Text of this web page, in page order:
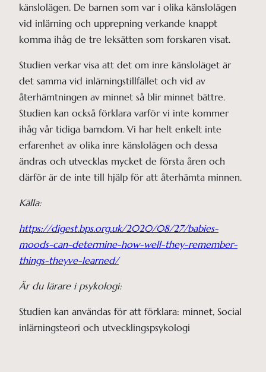
känslolägen. De barnen som var i olika känslolägen
vid inlärning och upprepning verkande knappt
komma ihåg de tre leksätten som forskaren visat.
Studien verkar visa att det om inre känsloläget är
det samma vid inlärningstillfället och vid av
återhämtningen av minnet så blir minnet bättre.
Studien kan också förklara varför vi inte kommer
ihåg vår tidiga barndom. Vi har helt enkelt inte
erfarenhet av olika inre känslolägen och dessa
ändras och utvecklas mycket de första åren och
därför är de inte till hjälp för att återhämta minnen.
Källa:
https://digest.bps.org.uk/2020/08/27/babies-
moods-can-determine-how-well-they-remember-
things-theyve-learned/
Är du lärare i psykologi:
Studien kan användas för att förklara: minnet, Social
inlärningsteori och utvecklingspsykologi